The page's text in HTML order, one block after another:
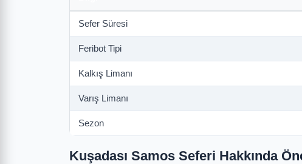
Sefer Süresi
Feribot Tipi
Kalkış Limanı
Varış Limanı
Sezon
Kuşadası Samos Seferi Hakkında